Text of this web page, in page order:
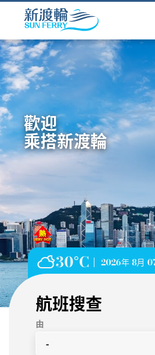
歡迎
乘搭新渡輪
30°C 2026年 8月
航班搜查
由
-